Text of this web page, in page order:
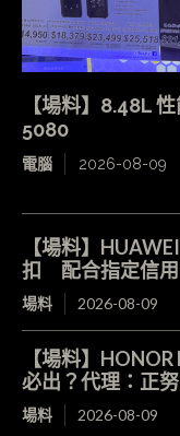
【場料】8.48L
5080
電腦 2026-08-09
【場料】
扣 配合指定信用
場料 2026-08-09
【場料】
必出？代理：正
場料 2026-08-09